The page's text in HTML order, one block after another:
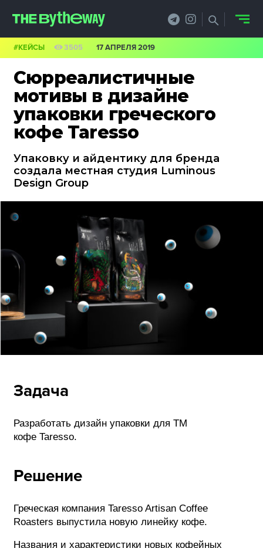
Сюрреалистичные
мотивы в дизайне
упаковки греческого
кофе Taresso
Упаковку и айдентику для бренда
создала местная студия Luminous
Design Group
#КЕЙСЫ 3505 17 АПРЕЛЯ 2019
Задача
Разработать дизайн упаковки для ТМ
кофе Taresso.
Решение
Греческая компания Taresso Artisan Coffee
Roasters выпустила новую линейку кофе.
Названия и характеристики новых кофейных
PRO.ОБЗОР
КЕЙСЫ
КРЕАТИВА
ТЕХНОЛОГИИ
ФЕСТИВАЛИ
ФОТОГРАФИЯ
ТИПОГРАФИКА
ИСТОРИИ БРЕНДОВ